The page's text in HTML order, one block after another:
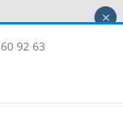
92 63
×